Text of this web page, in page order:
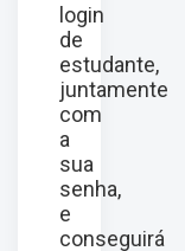
login
de
estudante,
juntamente
com
a
sua
senha,
e
conseguirá